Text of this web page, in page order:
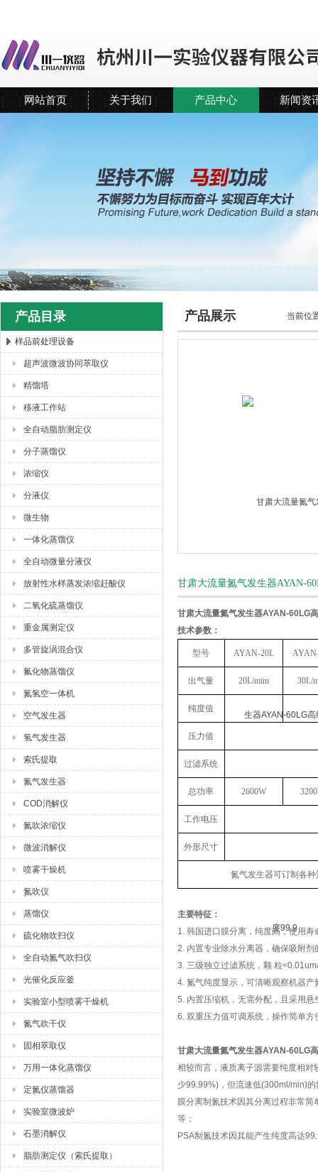
杭州川一实验仪器有限公司
网站首页 关于我们 产品中心 新闻资
产品目录
样品前处理设备
超声波微波协同萃取仪
精馏塔
移液工作站
全自动脂肪测定仪
分子蒸馏仪
浓缩仪
分液仪
微生物
一体化蒸馏仪
全自动微量分液仪
放射性水样蒸发浓缩赶酸仪
二氧化硫蒸馏仪
重金属测定仪
多管旋涡混合仪
氟化物蒸馏仪
氮氢空一体机
空气发生器
氢气发生器
索氏提取
氮气发生器
COD消解仪
氮吹浓缩仪
微波消解仪
喷雾干燥机
氮吹仪
蒸馏仪
硫化物吹扫仪
全自动氮气吹扫仪
光催化反应釜
实验室小型喷雾干燥机
氮气吹干仪
固相萃取仪
万用一体化蒸馏仪
定氮仪蒸馏器
实验室微波炉
石墨消解仪
脂肪测定仪（索氏提取）
产品展示 当前位
甘肃大流量氮气发生器AYAN-
甘肃大流量氮气发生器AYAN-60LG
技术参数：
型号 AYAN-20L
出气量 20L/mim 30L/
纯度值
压力值
过滤系统
总功率 2600W
工作电压
外形尺寸
氮气发生器可订制各
主要特征：
1. 韩国进口膜分离，纯度高，使用寿
2. 内置专业除水分离器，确保吸附剂
3. 三级独立过滤系统，颗 粒
4. 氮气纯度显示，可清晰观察机器产
5. 内置压缩机，无需外配，且采用悬
6. 双重压力值可调系统，操作简单方
甘肃大流量氮气发生器AYAN-60LG
相较而言，液质离子源需要纯度相对
少99.99%) ，但流速低(300ml/min)的
膜分离制氮技术因其分离过程非常
等；
PSA制氮技术因其能产生纯度高达